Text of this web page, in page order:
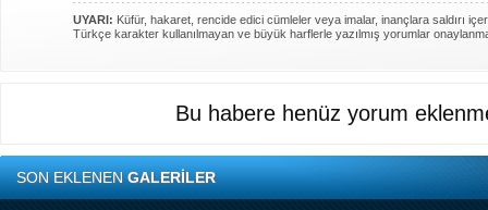
UYARI: Küfür, hakaret, rencide edici cümleler veya imalar, inançlara saldırı
Türkçe karakter kullanılmayan ve büyük harflerle yazılmış yorumlar
Bu habere henüz yorum
SON EKLENENGALERİLER